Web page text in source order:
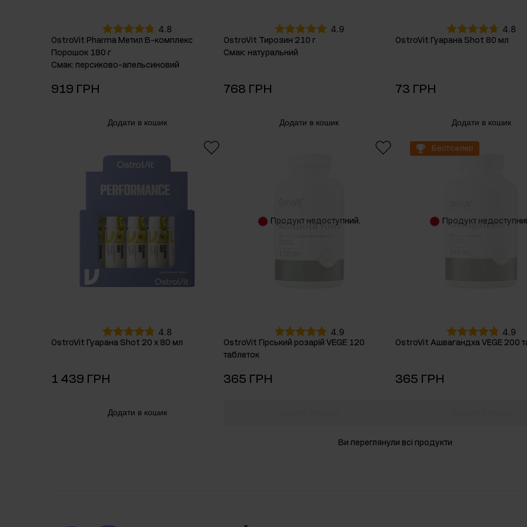
4.8
OstroVit Pharma Метил В-комплекс
Порошок 180 г
Смак: персиково-апельсиновий
919 ГРН
Додати в кошик
4.9
OstroVit Тирозин 210 г
Смак: натуральний
768 ГРН
Додати в кошик
4.8
OstroVit Гуарана Shot 80 мл
73 ГРН
Додати в кошик
4.8
OstroVit Гуарана Shot 20 х 80 мл
1 439 ГРН
Додати в кошик
Продукт недоступний.
4.9
OstroVit Гірський розарій VEGE 120
таблеток
365 ГРН
Продукт
Бестселер
4.9
OstroVit Ашвагандха VEGE 200
365 ГРН
Ви переглянули всі продукти